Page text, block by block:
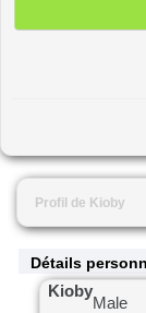
Profil de Kioby
Détails
Kioby
Male